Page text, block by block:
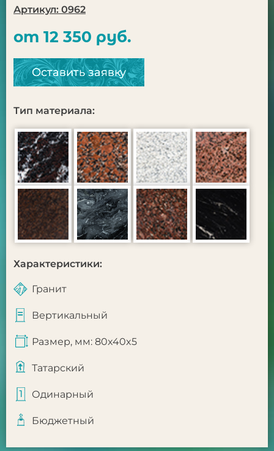
Артикул: 0962
от 12 350 руб.
Оставить заявку
Тип материала:
Характеристики:
Гранит
Вертикальный
Размер, мм: 80x40x5
Татарский
Одинарный
Бюджетный